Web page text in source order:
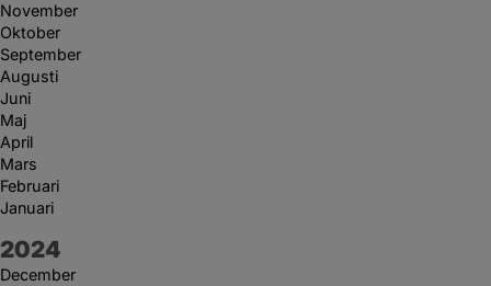
November
Oktober
September
Augusti
Juni
Maj
April
Mars
Februari
Januari
År:
2024
December